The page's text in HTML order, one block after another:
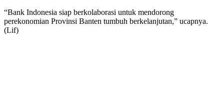
“Bank Indonesia siap berkolaborasi untuk mendorong
perekonomian Provinsi Banten tumbuh berkelanjutan,” ucapnya.
(Lif)